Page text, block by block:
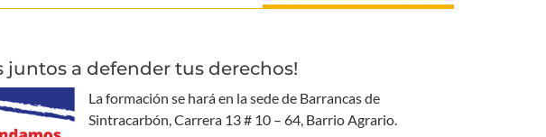
juntos a defender tus derechos!
La formación se hará en la sede de Barrancas de
Sintracarbón, Carrera 13 # 10 – 64, Barrio Agrario.